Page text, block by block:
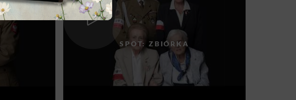
SPOT: ZBIÓRKA